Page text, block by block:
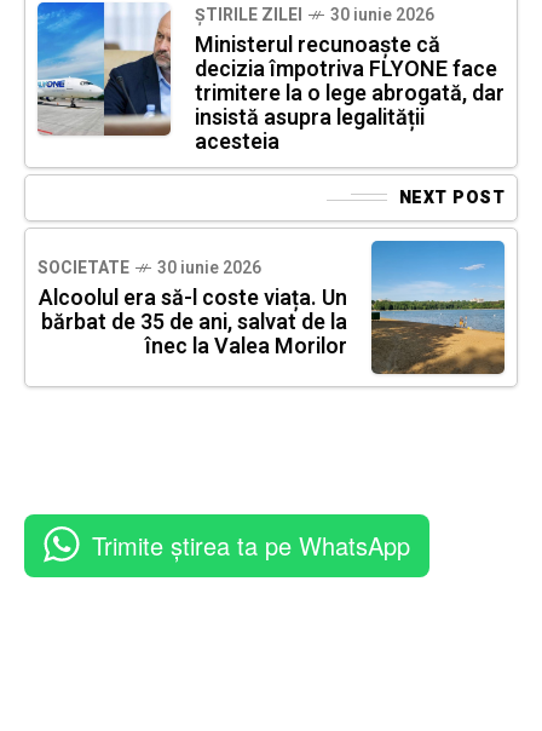
ȘTIRILE ZILEI 30 iunie 2026
Ministerul recunoaște că
decizia împotriva FLYONE face
trimitere la o lege abrogată, dar
insistă asupra legalității
acesteia
NEXT POST
SOCIETATE 30 iunie 2026
Alcoolul era să-l coste viața. Un
bărbat de 35 de ani, salvat de la
înec la Valea Morilor
Trimite știrea ta pe WhatsApp